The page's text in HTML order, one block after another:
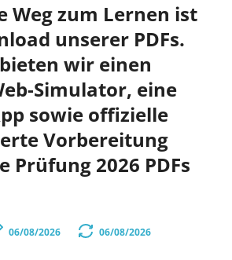
Weg zum Lernen ist
unserer PDFs.
wir einen
Simulator, eine
sowie offizielle
Vorbereitung
Prüfung 2026 PDFs
06/08/2026 06/08/2026